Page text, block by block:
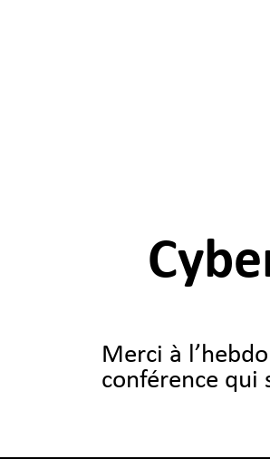
Merci à
conférence qui